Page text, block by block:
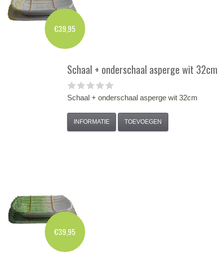
€39,95
Schaal + onderschaal asperge wit 32cm
Schaal + onderschaal asperge wit 32cm
INFORMATIE TOEVOEGEN
€39,95